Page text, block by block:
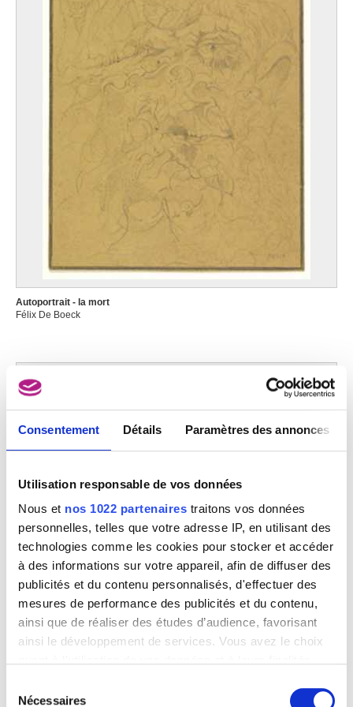
Consentement Détails Paramètres des annonces
Utilisation responsable de vos données
Nous et nos 1022 partenaires traitons vos données
personnelles, telles que votre adresse IP, en utilisant des
technologies comme les cookies pour stocker et accéder
à des informations sur votre appareil, afin de diffuser des
publicités et du contenu personnalisés, d'effectuer des
mesures de performance des publicités et du contenu,
ainsi que de réaliser des études d’audience, favorisant
ainsi le développement de services. Vous avez le choix
tout moment en consultant la Déclaration relative aux
Nécessaires
Autoportrait - la mort
Félix De Boeck